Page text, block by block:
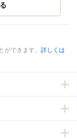
ができます。 詳しくは